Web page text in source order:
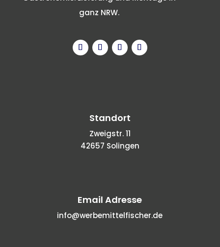
ganz NRW.
Standort
Zweigstr. 11
42657 Solingen
Email Adresse
info@werbemittelfischer.de